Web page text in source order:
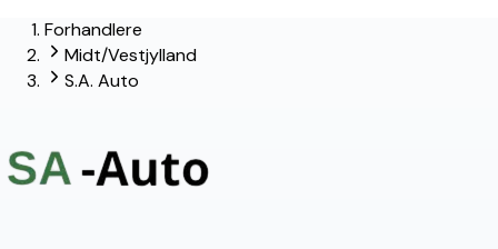
lead-forhandler
Forhandlere
Midt/Vestjylland
S.A. Auto